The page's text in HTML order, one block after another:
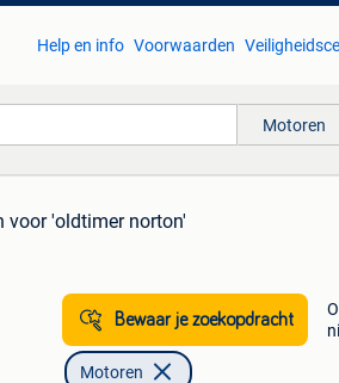
Help en info Voorwaarden
Motoren
voor 'oldtimer norton'
Bewaar je zoekopdracht
Motoren